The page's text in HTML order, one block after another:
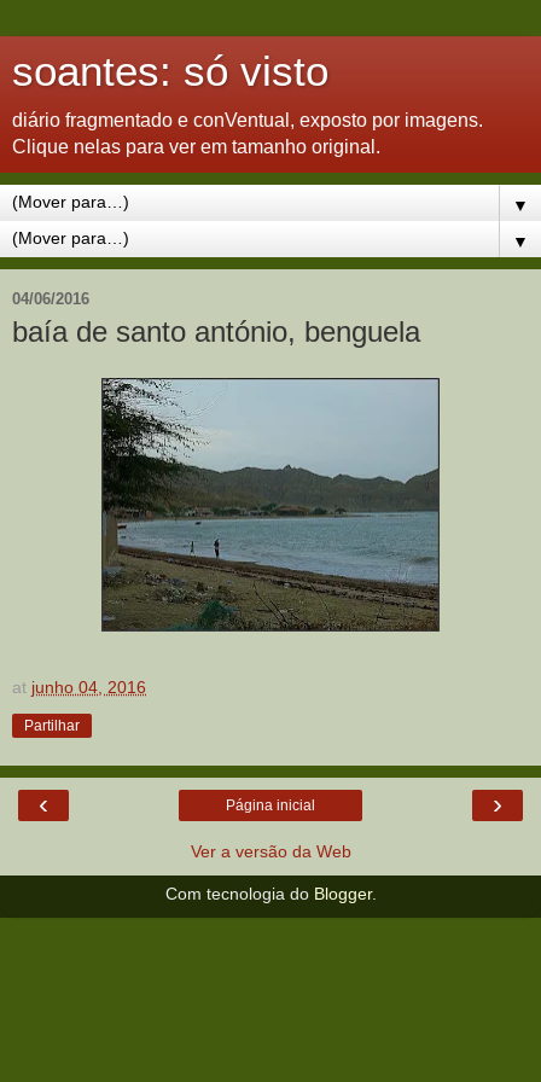
soantes: só visto
diário fragmentado e conVentual, exposto por imagens.
Clique nelas para ver em tamanho original.
▼
▼
04/06/2016
baía de santo antónio, benguela
at junho 04, 2016
Partilhar
‹ ›
Página inicial
Ver a versão da Web
Com tecnologia do Blogger.